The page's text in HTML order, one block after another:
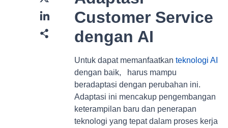
Customer Service
dengan AI
Untuk dapat memanfaatkan teknologi AI
dengan baik, harus mampu
beradaptasi dengan perubahan ini.
Adaptasi ini mencakup pengembangan
keterampilan baru dan penerapan
teknologi yang tepat dalam proses kerja